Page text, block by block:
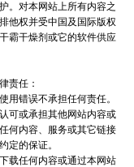
。对本网站上所有内容之
他权并受中国及国际版权
霸干燥剂或它的软件供应
责任：
用错误不承担任何责任。
可或承担其他网站内容或
何内容、服务或其它链接
定的保证。
载任何内容或通过本网站